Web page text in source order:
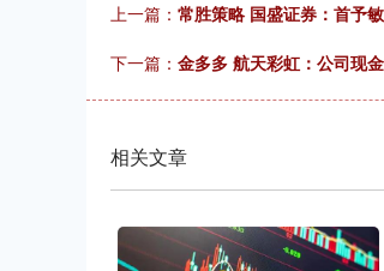
上一篇： 常胜策略 国盛证券：首予
下一篇： 金多多 航天彩虹：公司现
相关文章